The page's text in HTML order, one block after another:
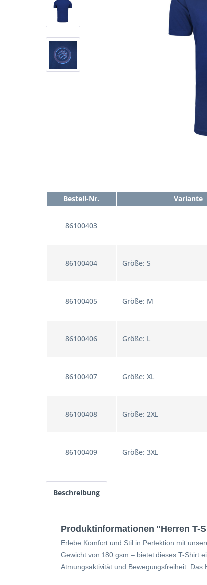
Bestell-Nr. Variante
86100403
86100404 Größe: S
86100405 Größe: M
86100406 Größe: L
86100407 Größe: XL
86100408 Größe: 2XL
86100409 Größe: 3XL
Beschreibung
Produktinformationen "Herren T-
Erlebe Komfort und Stil in Perfektion mit
Gewicht von 180 gsm – bietet dieses T-Shirt
Atmungsaktivität und Bewegungsfreiheit. Das